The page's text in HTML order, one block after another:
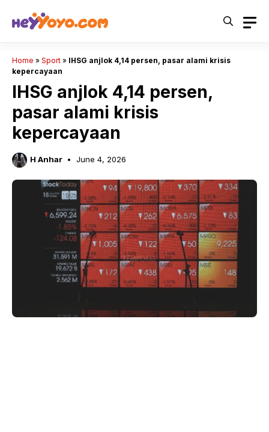
Home » Sport » IHSG anjlok 4,14 persen, pasar alami krisis
kepercayaan
IHSG anjlok 4,14 persen,
pasar alami krisis
kepercayaan
H Anhar June 4, 2026